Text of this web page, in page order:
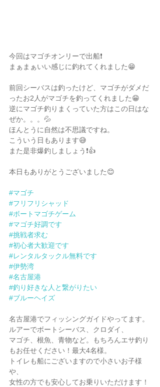
今回はマゴチオンリーで出船❗️
まぁまぁいい感じに釣れてくれました😁
前回シーバスは釣ったけど、マゴチがダメだ
ったお2人がマゴチを釣ってくれました😁
逆にマゴチ釣りまくっていた方はこの日はな
ぜか。。。💦
ほんとうに自然は不思議ですね。
こういう日もあります😅
また是非爆釣しましょう❗️👍
本日もありがとうございました😊
#マゴチ
#フリフリシャッド
#ボートマゴチゲーム
#マゴチ好調です
#挑戦者求む
#初心者大歓迎です
#レンタルタックル無料です
#伊勢湾
#名古屋港
#釣り好きな人と繋がりたい
#ブルーヘイズ
名古屋港でフィッシングガイドやってます。
ルアーでボートシーバス、クロダイ、
マゴチ、根魚、青物など。もちろんエサ釣り
もお任せください！最大4名様。
トイレも船にございますので小さいお子様
や、
女性の方でも安心してお乗りいただけます！